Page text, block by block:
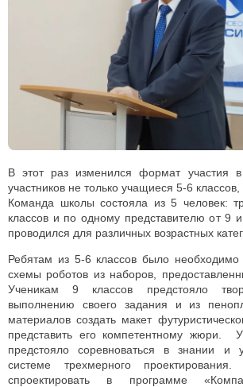
В этот раз изменился формат участия
участников не только учащиеся 5-6
Команда школы состояла из 5 человек:
классов и по одному представителю от 9
проводился для различных возрастных
Ребятам из 5-6 классов было
схемы роботов из наборов,
Ученикам 9 классов предстояло
выполнению своего задания и из
материалов создать макет
представить его компетентному жюри.
предстояло соревноваться в знании и
системе трехмерного
спроектировать в программе